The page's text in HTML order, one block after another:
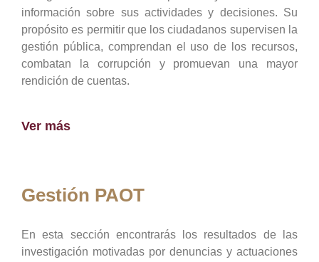
información sobre sus actividades y decisiones. Su
propósito es permitir que los ciudadanos supervisen la
gestión pública, comprendan el uso de los recursos,
combatan la corrupción y promuevan una mayor
rendición de cuentas.
Ver más
Gestión PAOT
En esta sección encontrarás los resultados de las
investigación motivadas por denuncias y actuaciones